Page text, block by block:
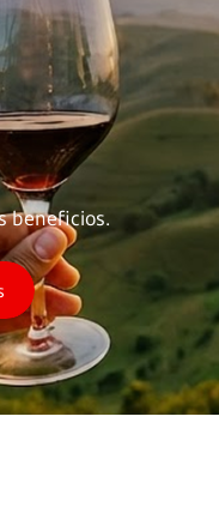
beneficios.